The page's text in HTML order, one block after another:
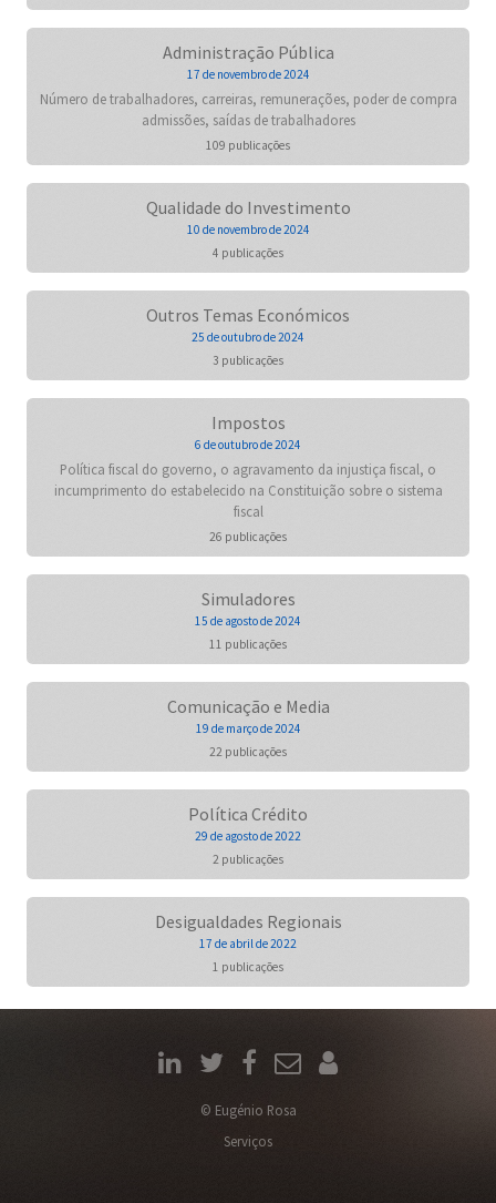
Administração Pública
17 de novembro de 2024
Número de trabalhadores, carreiras, remunerações, poder de compra
admissões, saídas de trabalhadores
109 publicações
Qualidade do Investimento
10 de novembro de 2024
4 publicações
Outros Temas Económicos
25 de outubro de 2024
3 publicações
Impostos
6 de outubro de 2024
Política fiscal do governo, o agravamento da injustiça fiscal, o
incumprimento do estabelecido na Constituição sobre o sistema
fiscal
26 publicações
Simuladores
15 de agosto de 2024
11 publicações
Comunicação e Media
19 de março de 2024
22 publicações
Política Crédito
29 de agosto de 2022
2 publicações
Desigualdades Regionais
17 de abril de 2022
1 publicações
© Eugénio Rosa
Serviços